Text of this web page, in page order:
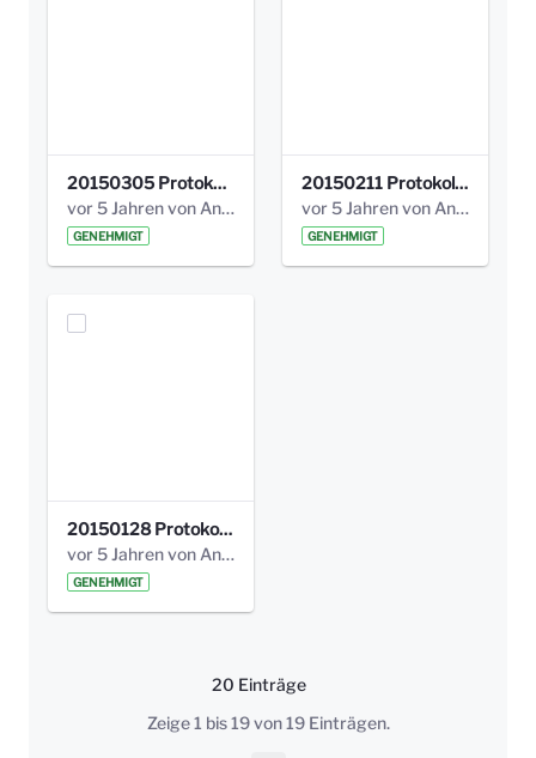
20150305 Protokoll Bismarckplatz _UrbanG_01.pdf
vor 5 Jahren von Anni Schlumberger
GENEHMIGT
20150211 Protokoll Bismarckplatz_Jugend_02b.pdf
vor 5 Jahren von Anni Schlumberger
GENEHMIGT
20150128 Protokoll Bismarckplatz_Jugend_01.pdf
vor 5 Jahren von Anni Schlumberger
GENEHMIGT
20 Einträge
Pro Seite
Zeige 1 bis 19 von 19 Einträgen.